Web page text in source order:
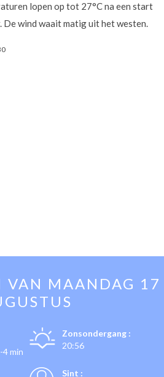
lopen op tot 27°C na een start
De wind waait matig uit het westen.
VAN MAANDAG 17
-4 min
Zonsondergang :
20:56
Sint :